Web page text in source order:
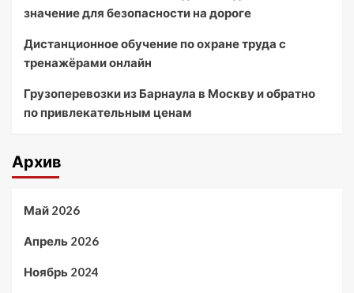
значение для безопасности на дороге
Дистанционное обучение по охране труда с
тренажёрами онлайн
Грузоперевозки из Барнаула в Москву и обратно
по привлекательным ценам
Архив
Май 2026
Апрель 2026
Ноябрь 2024